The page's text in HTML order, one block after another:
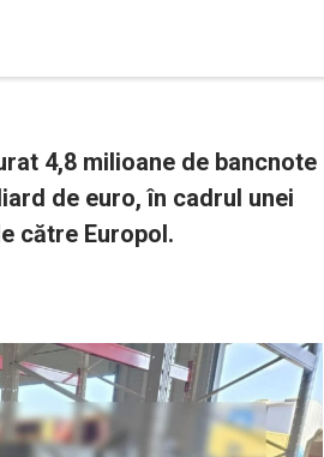
4,8 milioane de bancnote
de euro, în cadrul unei
către Europol.